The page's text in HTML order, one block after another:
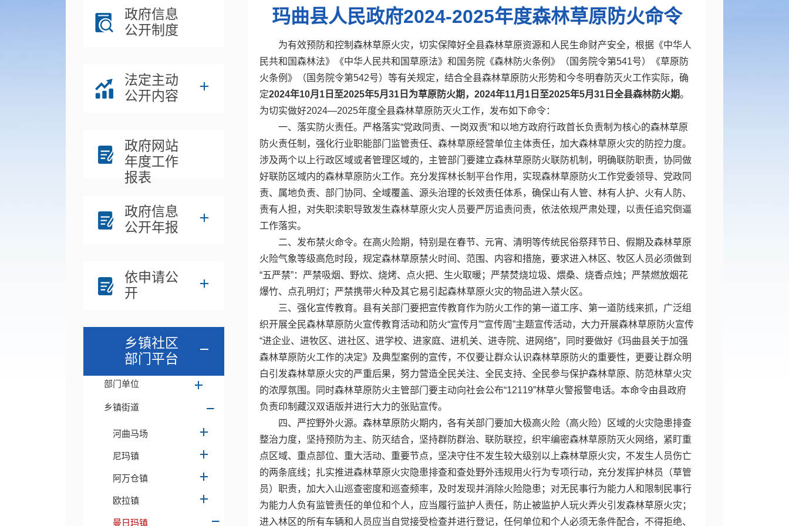
政府信息
公开制度
法定主动
公开内容
政府网站
年度工作
报表
政府信息
公开年报
依申请公
开
乡镇社区
部门平台
部门单位
乡镇街道
河曲马场
尼玛镇
阿万仓镇
欧拉镇
曼日玛镇
玛曲县人民政府2024-2025年度森林草原防火命令
为有效预防和控制森林草原火灾，切实保障好全县森林草原资源和人民生命财产安全，根据《中华人
民共和国森林法》《中华人民共和国草原法》和国务院《森林防火条例》（国务院令第541号）《草原防
火条例》（国务院令第542号）等有关规定，结合全县森林草原防火形势和今冬明春防灭火工作实际，确
定2024年10月 1 日至2025年5月31日 为草原防火期， 2024年11月1日至2025年5月31日全县森林防火期。
为切实做好2024—2025年度全县森林草原防灭火工作，发布如下命令：
一、落实防火责任。严格落实“党政同责、一岗双责”和以地方政府行政首长负责制为核心的森林草原
防火责任制，强化行业职能部门监管责任、森林草原经营单位主体责任，加大森林草原火灾的防控力度。
涉及两个以上行政区域或者管理区域的，主管部门要建立森林草原防火联防机制，明确联防职责，协同做
好联防区域内的森林草原防火工作。充分发挥林长制平台作用，实现森林草原防火工作党委领导、党政同
责、属地负责、部门协同、全域覆盖、源头治理的长效责任体系，确保山有人管、林有人护、火有人防、
责有人担，对失职渎职导致发生森林草原火灾人员要严厉追责问责，依法依规严肃处理，以责任追究倒逼
工作落实。
二、发布禁火命令。在高火险期，特别是在春节、元宵、清明等传统民俗祭拜节日、假期及森林草原
火险气象等级高危时段，规定森林草原禁火时间、范围、内容和措施，要求进入林区、牧区人员必须做到
“五严禁”：严禁吸烟、野炊、烧烤、点火把、生火取暖；严禁焚烧垃圾、煨桑、烧香点烛；严禁燃放烟花
爆竹、点孔明灯；严禁携带火种及其它易引起森林草原火灾的物品进入禁火区。
三、强化宣传教育。县有关部门要把宣传教育作为防火工作的第一道工序、第一道防线来抓，广泛组
织开展全民森林草原防火宣传教育活动和防火“宣传月”“宣传周”主题宣传活动，大力开展森林草原防火宣传
“进企业、进牧区、进社区、进学校、进家庭、进机关、进寺院、进网络”，同时要做好《玛曲县关于加强
森林草原防火工作的决定》及典型案例的宣传，不仅要让群众认识森林草原防火的重要性，更要让群众明
白引发森林草原火灾的严重后果，努力营造全民关注、全民支持、全民参与保护森林草原、防范林草火灾
的浓厚氛围。同时森林草原防火主管部门要主动向社会公布“12119”林草火警报警电话。本命令由县政府
负责印制藏汉双语版并进行大力的张贴宣传。
四、严控野外火源。森林草原防火期内，各有关部门要加大极高火险（高火险）区域的火灾隐患排查
整治力度，坚持预防为主、防灭结合，坚持群防群治、联防联控，织牢编密森林草原防灭火网络，紧盯重
点区域、重点部位、重大活动、重要节点，坚决守住不发生较大级别以上森林草原火灾，不发生人员伤亡
的两条底线；扎实推进森林草原火灾隐患排查和查处野外违规用火行为专项行动，充分发挥护林员（草管
员）职责，加大入山巡查密度和巡查频率，及时发现并消除火险隐患；对无民事行为能力人和限制民事行
为能力人负有监管责任的单位和个人，应当履行监护人责任，防止被监护人玩火弄火引发森林草原火灾；
进入林区的所有车辆和人员应当自觉接受检查并进行登记，任何单位和个人必须无条件配合，不得拒绝、